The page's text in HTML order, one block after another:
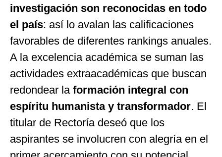
investigación son reconocidas en todo
el país: así lo avalan las calificaciones
favorables de diferentes rankings anuales.
A la excelencia académica se suman las
actividades extraacadémicas que buscan
redondear la formación integral con
espíritu humanista y transformador. El
titular de Rectoría deseó que los
aspirantes se involucren con alegría en el